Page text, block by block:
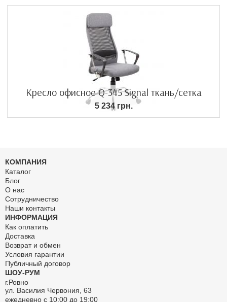
Кресло офисное Q-345 Signal ткань/сетка
5 234 грн.
КОМПАНИЯ
Каталог
Блог
О нас
Сотрудничество
Наши контакты
ИНФОРМАЦИЯ
Как оплатить
Доставка
Возврат и обмен
Условия гарантии
Публичный договор
ШОУ-РУМ
г.Ровно
ул. Василия Червония, 63
ежедневно с 10:00 до 19:00